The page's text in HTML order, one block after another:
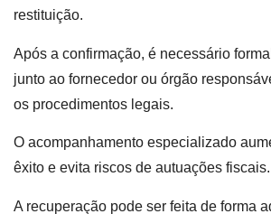
restituição.
Após a confirmação, é necessário
junto ao fornecedor ou órgão
os procedimentos legais.
O acompanhamento especializado
êxito e evita riscos de autuações fiscais.
A recuperação pode ser feita de forma